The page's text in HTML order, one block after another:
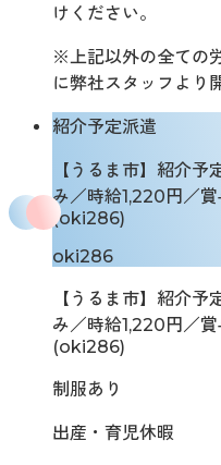
けください。
※上記以外の全ての
に弊社スタッフより
紹介予定派遣
【うるま市】紹介
み／時給1,220円／
(oki286)
oki286
【うるま市】紹介
み／時給1,220円／
(oki286)
制服あり
出産・育児休暇